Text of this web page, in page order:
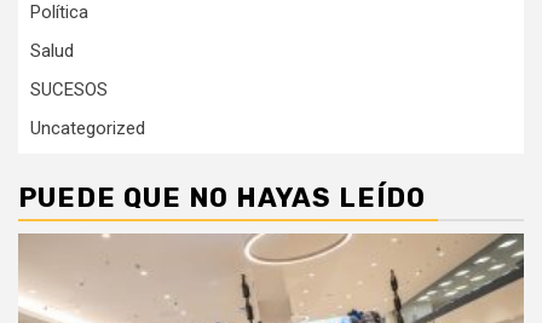
Política
Salud
SUCESOS
Uncategorized
PUEDE QUE NO HAYAS LEÍDO